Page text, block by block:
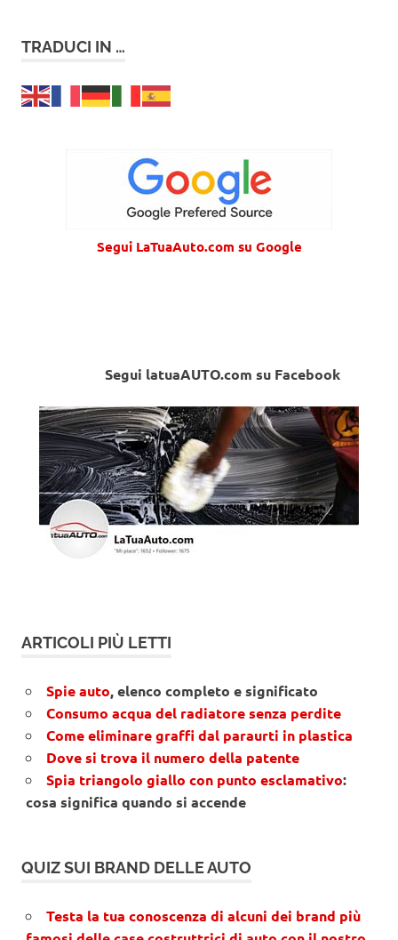
TRADUCI IN …
Segui LaTuaAuto.com su Google
Segui latuaAUTO.com su Facebook
ARTICOLI PIÙ LETTI
Spie auto, elenco completo e significato
Consumo acqua del radiatore senza perdite
Come eliminare graffi dal paraurti in plastica
Dove si trova il numero della patente
Spia triangolo giallo con punto esclamativo:
cosa significa quando si accende
QUIZ SUI BRAND DELLE AUTO
Testa la tua conoscenza di alcuni dei brand più